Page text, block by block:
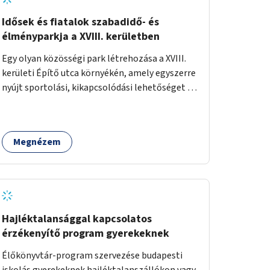
Idősek és fiatalok szabadidő- és
élményparkja a XVIII. kerületben
Egy olyan közösségi park létrehozása a XVIII.
kerületi Építő utca környékén, amely egyszerre
nyújt sportolási, kikapcsolódási lehetőséget az
Megnézem
Hajléktalansággal kapcsolatos
érzékenyítő program gyerekeknek
Élőkönyvtár-program szervezése budapesti